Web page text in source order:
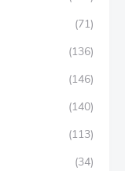
(71)
(136)
(146)
(140)
(113)
(34)